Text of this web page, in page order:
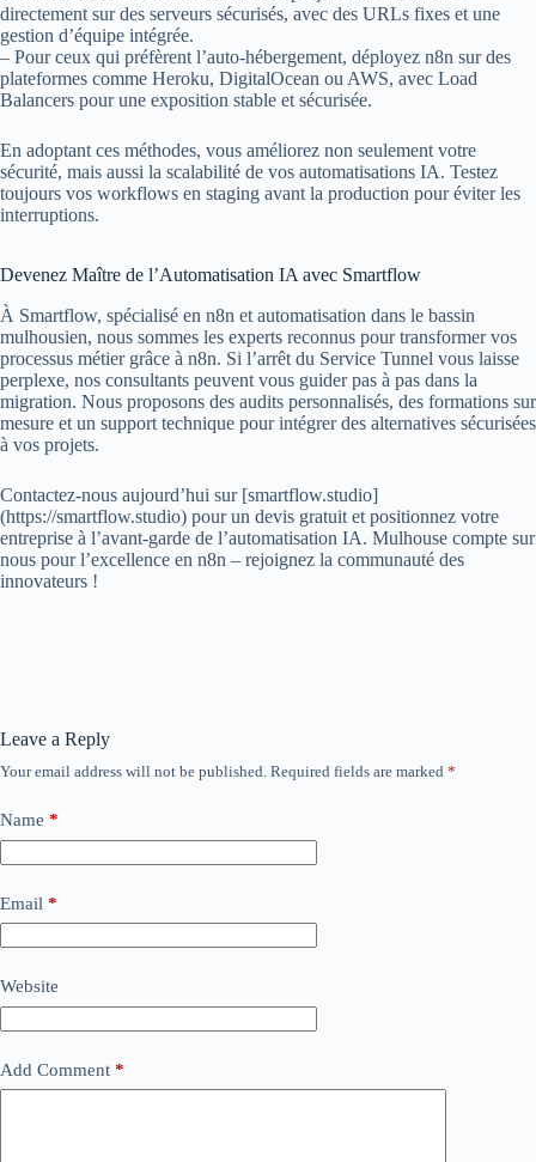
directement sur des serveurs sécurisés, avec des URLs fixes et une
gestion d’équipe intégrée.
– Pour ceux qui préfèrent l’auto-hébergement, déployez n8n sur des
plateformes comme Heroku, DigitalOcean ou AWS, avec Load
Balancers pour une exposition stable et sécurisée.
En adoptant ces méthodes, vous améliorez non seulement votre
sécurité, mais aussi la scalabilité de vos automatisations IA. Testez
toujours vos workflows en staging avant la production pour éviter les
interruptions.
Devenez Maître de l’Automatisation IA avec Smartflow
À Smartflow, spécialisé en n8n et automatisation dans le bassin
mulhousien, nous sommes les experts reconnus pour transformer vos
processus métier grâce à n8n. Si l’arrêt du Service Tunnel vous laisse
perplexe, nos consultants peuvent vous guider pas à pas dans la
migration. Nous proposons des audits personnalisés, des formations sur
mesure et un support technique pour intégrer des alternatives sécurisées
à vos projets.
Contactez-nous aujourd’hui sur [smartflow.studio]
(https://smartflow.studio) pour un devis gratuit et positionnez votre
entreprise à l’avant-garde de l’automatisation IA. Mulhouse compte sur
nous pour l’excellence en n8n – rejoignez la communauté des
innovateurs !
Leave a Reply
Your email address will not be published. Required fields are marked *
Name *
Email *
Website
Add Comment *